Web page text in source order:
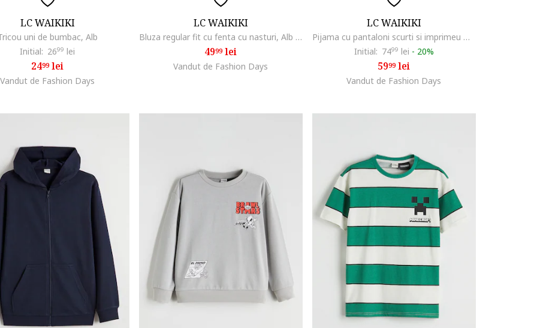
LC WAIKIKI
uni de bumbac, Alb
Initial: 2699 lei
2499lei
Vandut de Fashion Days
LC WAIKIKI
Bluza regular fit cu fenta cu nasturi, Alb optic
4999lei
Vandut de Fashion Days
LC WAIKIKI
Pijama cu pantaloni scurti si imprimeu Minecraft, Verde deschis/Gri deschis melange
Initial: 7499 lei - 20%
5999lei
Vandut de Fashion Days